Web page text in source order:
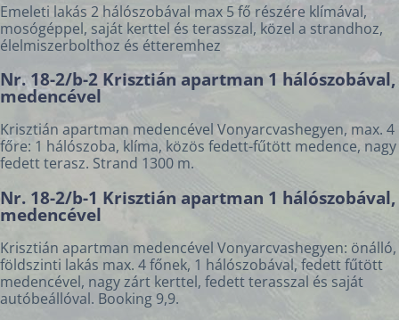
Emeleti lakás 2 hálószobával max 5 fő részére klímával,
mosógéppel, saját kerttel és terasszal, közel a strandhoz,
élelmiszerbolthoz és étteremhez
Nr. 18-2/b-2 Krisztián apartman 1 hálószobával,
medencével
Krisztián apartman medencével Vonyarcvashegyen, max. 4
főre: 1 hálószoba, klíma, közös fedett-fűtött medence, nagy
fedett terasz. Strand 1300 m.
Nr. 18-2/b-1 Krisztián apartman 1 hálószobával,
medencével
Krisztián apartman medencével Vonyarcvashegyen: önálló,
földszinti lakás max. 4 főnek, 1 hálószobával, fedett fűtött
medencével, nagy zárt kerttel, fedett terasszal és saját
autóbeállóval. Booking 9,9.